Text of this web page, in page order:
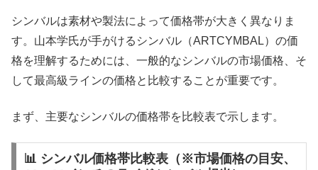
シンバルは素材や製法によって価格帯が大きく異なりま
す。山本学氏が手がけるシンバル（ARTCYMBAL）の価
格を理解するためには、一般的なシンバルの市場価格、そ
して最高級ラインの価格と比較することが重要です。
まず、主要なシンバルの価格帯を比較表で示します。
📊 シンバル価格帯比較表（※市場価格の目安、